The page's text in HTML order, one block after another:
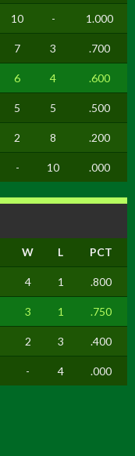
10 - 1.000
7 3 .700
6 4 .600
5 5 .500
2 8 .200
- 10 .000
W L PCT
4 1 .800
3 1 .750
2 3 .400
- 4 .000